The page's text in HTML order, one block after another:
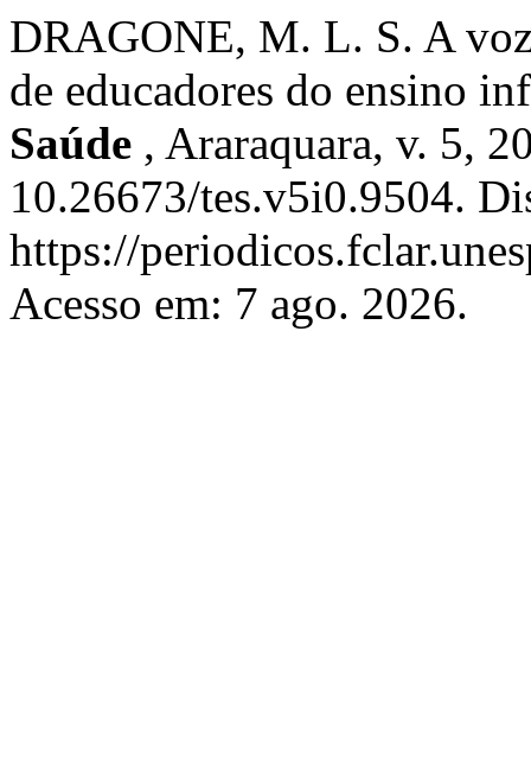
DRAGONE, M. L. S. A
de educadores do ensino
Saúde , Araraquara, v. 5,
10.26673/tes.v5i0.9504.
https://
Acesso em: 7 ago. 2026.